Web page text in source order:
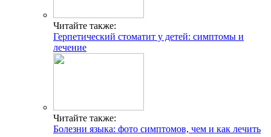
Читайте также:
Герпетический стоматит у детей: симптомы и
лечение
Читайте также:
Болезни языка: фото симптомов, чем и как лечить